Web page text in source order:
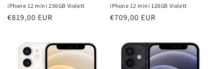
iPhone 12 mini 256GB Violett
Normaler
€819,00 EUR
iPhone 12 mini 128GB Violett
Normaler
€709,00 EUR